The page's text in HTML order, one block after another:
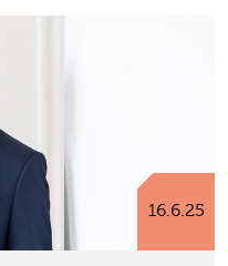
16.6.25